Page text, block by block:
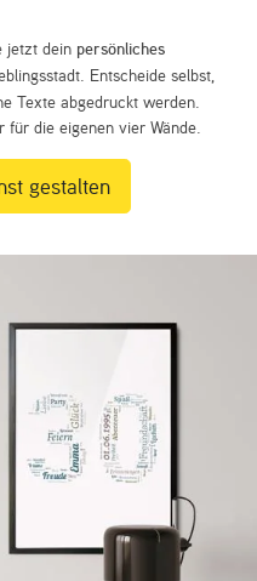
jetzt dein persönliches
Entscheide selbst,
Texte abgedruckt werden.
für die eigenen vier Wände.
gestalten